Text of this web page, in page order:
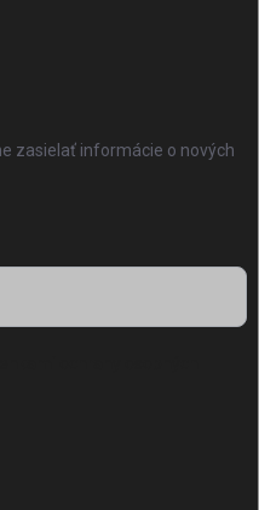
zasielať informácie o nových